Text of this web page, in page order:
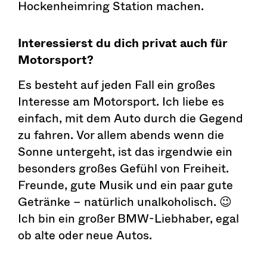
Hockenheimring Station machen.
Interessierst du dich privat auch für
Motorsport?
Es besteht auf jeden Fall ein großes
Interesse am Motorsport. Ich liebe es
einfach, mit dem Auto durch die Gegend
zu fahren. Vor allem abends wenn die
Sonne untergeht, ist das irgendwie ein
besonders großes Gefühl von Freiheit.
Freunde, gute Musik und ein paar gute
Getränke – natürlich unalkoholisch. 😉
Ich bin ein großer BMW-Liebhaber, egal
ob alte oder neue Autos.